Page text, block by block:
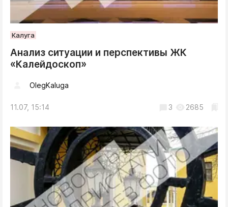
Калуга
Анализ ситуации и перспективы ЖК
«Калейдоскоп»
OlegKaluga
11.07, 15:14 3 2685